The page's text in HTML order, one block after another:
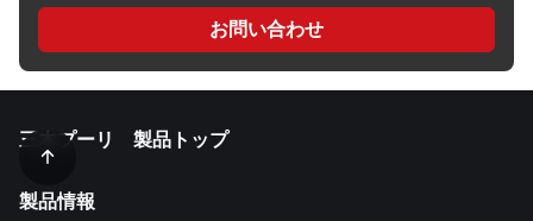
お問い合わせ
三木プーリ 製品トップ
製品情報